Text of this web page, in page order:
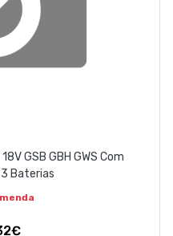
GSB GBH GWS Com
Baterias